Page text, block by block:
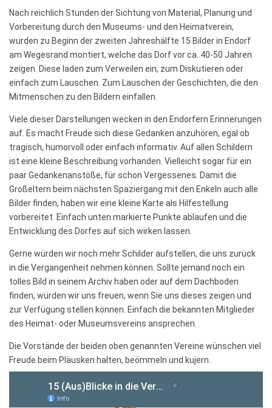
Nach reichlich Stunden der Sichtung von Material, Planung und
Vorbereitung durch den Museums- und den Heimatverein,
wurden zu Beginn der zweiten Jahreshälfte 15 Bilder in Endorf
am Wegesrand montiert, welche das Dorf vor ca. 40-50 Jahren
zeigen. Diese laden zum Verweilen ein, zum Diskutieren oder
einfach zum Lauschen. Zum Lauschen der Geschichten, die den
Mitmenschen zu den Bildern einfallen.
Viele dieser Darstellungen wecken in den Endorfern Erinnerungen
auf. Es macht Freude sich diese Gedanken anzuhören, egal ob
tragisch, humorvoll oder einfach informativ. Auf allen Schildern
ist eine kleine Beschreibung vorhanden. Vielleicht sogar für ein
paar Gedankenanstöße, für schon Vergessenes. Damit die
Großeltern beim nächsten Spaziergang mit den Enkeln auch alle
Bilder finden, haben wir eine kleine Karte als Hilfestellung
vorbereitet. Einfach unten markierte Punkte ablaufen und die
Entwicklung des Dorfes auf sich wirken lassen.
Gerne würden wir noch mehr Schilder aufstellen, die uns zurück
in die Vergangenheit nehmen können. Sollte jemand noch ein
tolles Bild in seinem Archiv haben oder auf dem Dachboden
finden, würden wir uns freuen, wenn Sie uns dieses zeigen und
zur Verfügung stellen können. Einfach die bekannten Mitglieder
des Heimat- oder Museumsvereins ansprechen.
Die Vorstände der beiden oben genannten Vereine wünschen viel
Freude beim Pläusken halten, beömmeln und kujern.